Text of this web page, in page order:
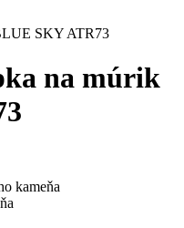
SKY ATR73
na múrik
kameňa